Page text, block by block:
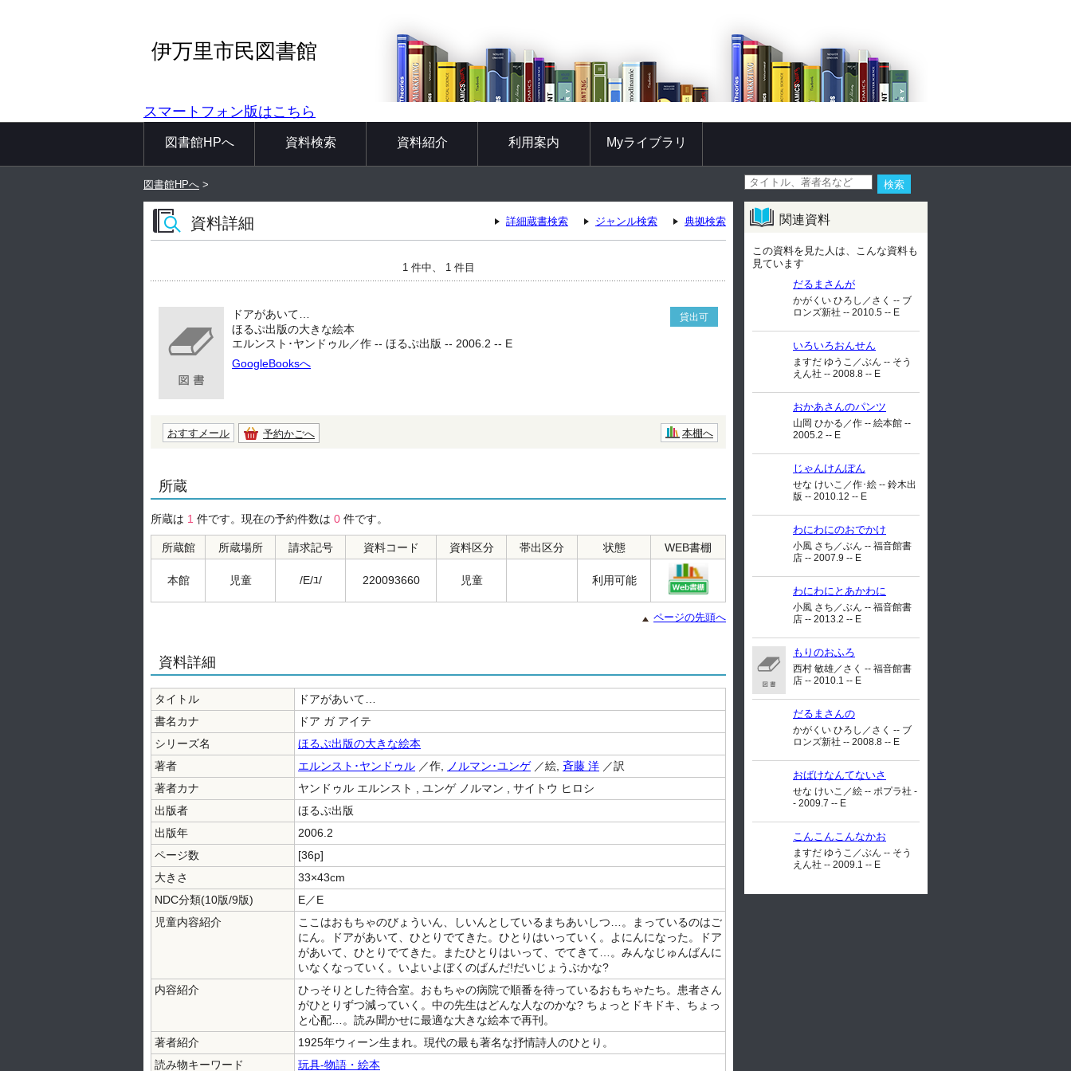
伊万里市民図書館
スマートフォン版はこちら
図書館HPへ 資料検索 資料紹介 利用案内 Myライブラリ
図書館HPへ >
資料詳細 詳細蔵書検索 ジャンル検索 典拠検索
1 件中、 1 件目
ドアがあいて… 貸出可
ほるぷ出版の大きな絵本
エルンスト･ヤンドゥル／作 -- ほるぷ出版 -- 2006.2 -- E
GoogleBooksへ
おすすメール 予約かごへ 本棚へ
所蔵
所蔵は 1 件です。現在の予約件数は 0 件です。
所蔵館 所蔵場所 請求記号 資料コード 資料区分 帯出区分 状態 WEB書棚
本館 児童 /E/ﾕ/ 220093660 児童 利用可能
ページの先頭へ
資料詳細
タイトル
ドアがあいて…
書名カナ
ドア ガ アイテ
シリーズ名
ほるぷ出版の大きな絵本
著者
エルンスト･ヤンドゥル ／作, ノルマン･ユンゲ／絵, 斉藤 洋 ／訳
著者カナ
ヤンドゥル エルンスト , ユンゲ ノルマン , サイトウ ヒロシ
出版者
ほるぷ出版
出版年
2006.2
ページ数
[36p]
大きさ
33×43cm
NDC分類(10版/9版)
E／E
児童内容紹介
ここはおもちゃのびょういん、しいんとしているまちあいしつ…。まっているのはご
にん。ドアがあいて、ひとりでてきた。ひとりはいっていく。よにんになった。ドア
があいて、ひとりでてきた。またひとりはいって、でてきて…。みんなじゅんばんに
いなくなっていく。いよいよぼくのばんだ!だいじょうぶかな?
内容紹介
ひっそりとした待合室。おもちゃの病院で順番を待っているおもちゃたち。患者さん
がひとりずつ減っていく。中の先生はどんな人なのかな? ちょっとドキドキ、ちょっ
と心配…。読み聞かせに最適な大きな絵本で再刊。
著者紹介
1925年ウィーン生まれ。現代の最も著名な抒情詩人のひとり。
読み物キーワード
玩具-物語・絵本
関連資料
この資料を見た人は、こんな資料も
見ています
だるまさんが
かがくい ひろし／さく -- ブ
ロンズ新社 -- 2010.5 -- E
いろいろおんせん
ますだ ゆうこ／ぶん -- そう
えん社 -- 2008.8 -- E
おかあさんのパンツ
山岡 ひかる／作 -- 絵本館 --
2005.2 -- E
じゃんけんぽん
せな けいこ／作･絵 -- 鈴木出
版 -- 2010.12 -- E
わにわにのおでかけ
小風 さち／ぶん -- 福音館書
店 -- 2007.9 -- E
わにわにとあかわに
小風 さち／ぶん -- 福音館書
店 -- 2013.2 -- E
もりのおふろ
西村 敏雄／さく -- 福音館書
店 -- 2010.1 -- E
だるまさんの
かがくい ひろし／さく -- ブ
ロンズ新社 -- 2008.8 -- E
おばけなんてないさ
せな けいこ／絵 -- ポプラ社 -
- 2009.7 -- E
こんこんこんなかお
ますだ ゆうこ／ぶん -- そう
えん社 -- 2009.1 -- E